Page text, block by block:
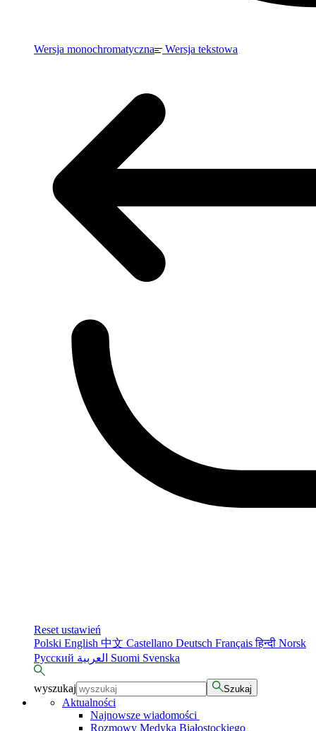
Wersja monochromatyczna Wersja tekstowa
Reset ustawień
Polski English 中文 Castellano Deutsch Françaisहिन्दी Norsk
Русский
Suomi Svenska
wyszukaj Szukaj
Aktualności
Najnowsze wiadomości
Rozmowy Medyka Białostockiego